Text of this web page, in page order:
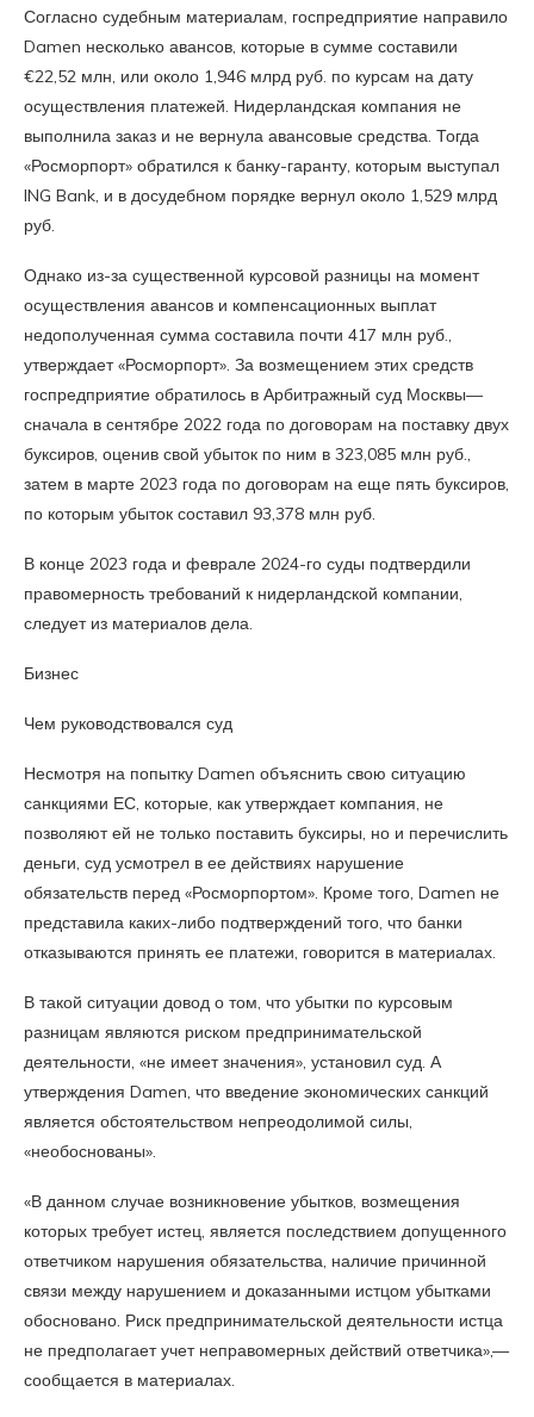
Согласно судебным материалам, госпредприятие направило
Damen несколько авансов, которые в сумме составили
€22,52 млн, или около 1,946 млрд руб. по курсам на дату
осуществления платежей. Нидерландская компания не
выполнила заказ и не вернула авансовые средства. Тогда
«Росморпорт» обратился к банку-гаранту, которым выступал
ING Bank, и в досудебном порядке вернул около 1,529 млрд
руб.
Однако из-за существенной курсовой разницы на момент
осуществления авансов и компенсационных выплат
недополученная сумма составила почти 417 млн руб.,
утверждает «Росморпорт». За возмещением этих средств
госпредприятие обратилось в Арбитражный суд Москвы—
сначала в сентябре 2022 года по договорам на поставку двух
буксиров, оценив свой убыток по ним в 323,085 млн руб.,
затем в марте 2023 года по договорам на еще пять буксиров,
по которым убыток составил 93,378 млн руб.
В конце 2023 года и феврале 2024-го суды подтвердили
правомерность требований к нидерландской компании,
следует из материалов дела.
Бизнес
Чем руководствовался суд
Несмотря на попытку Damen объяснить свою ситуацию
санкциями ЕС, которые, как утверждает компания, не
позволяют ей не только поставить буксиры, но и перечислить
деньги, суд усмотрел в ее действиях нарушение
обязательств перед «Росморпортом». Кроме того, Damen не
представила каких-либо подтверждений того, что банки
отказываются принять ее платежи, говорится в материалах.
В такой ситуации довод о том, что убытки по курсовым
разницам являются риском предпринимательской
деятельности, «не имеет значения», установил суд. А
утверждения Damen, что введение экономических санкций
является обстоятельством непреодолимой силы,
«необоснованы».
«В данном случае возникновение убытков, возмещения
которых требует истец, является последствием допущенного
ответчиком нарушения обязательства, наличие причинной
связи между нарушением и доказанными истцом убытками
обосновано. Риск предпринимательской деятельности истца
не предполагает учет неправомерных действий ответчика»,—
сообщается в материалах.